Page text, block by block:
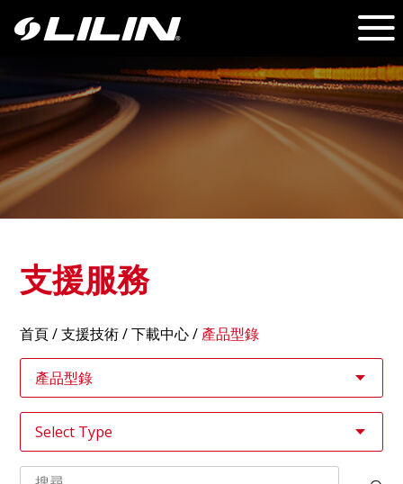
支援服務
首頁/支援技術/ 下載中心 /產品型錄